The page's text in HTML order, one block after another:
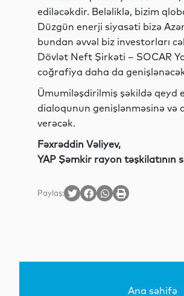
ediləcəkdir. Beləliklə, bizim
Düzgün enerji siyasəti bizə
bundan əvvəl biz investorları
Dövlət Neft Şirkəti – SOCAR
coğrafiya daha da
Ümumiləşdirilmiş şəkildə qeyd
dialoqunun genişlənməsinə və
verəcək.
Fəxrəddin Vəliyev,
YAP Şəmkir rayon təşkilatının
Paylaş:
Ana səhifə